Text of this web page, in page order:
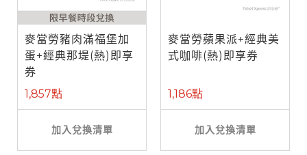
麥當勞豬肉滿福堡加
蛋+經典那堤(熱)即享
券
1,857點
加入兌換清單
麥當勞蘋果派+經典美
式咖啡(熱)即享券
1,186點
加入兌換清單